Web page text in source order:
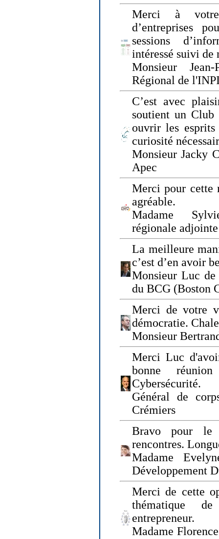
Merci à
d’entreprises
sessions
intéressé suivi de
Monsieur
Régional de
C’est avec
soutient un Club
ouvrir les
curiosité
Monsieur Jacky
Apec
Merci pour cette
agréable.
Madame
régionale
La meilleure
c’est d’en avoir
Monsieur Luc de
du BCG (Boston
Merci de votre
démocratie.
Monsieur
Merci Luc
bonne
Cybersécurité.
Général de
Crémiers
Bravo pour le
rencontres.
Madame
Développement
Merci de cette
thématique
entrepreneur.
Madame